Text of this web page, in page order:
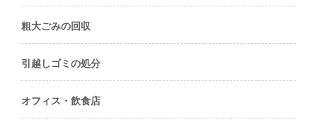
粗大ごみの回収
引越しゴミの処分
オフィス・飲食店